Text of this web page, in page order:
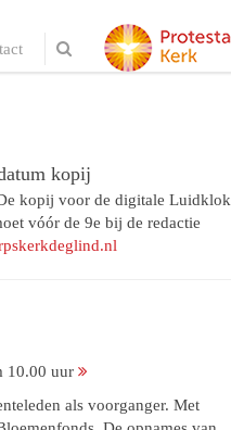
kopij
kopij voor de digitale Luidklok
vóór de 9e bij de redactie
10.00 uur
als voorganger. Met